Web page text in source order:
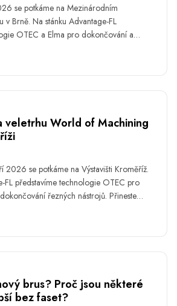
se potkáme na Mezinárodním
v Brně. Na stánku Advantage-FL
OTEC a Elma pro dokončování a
veletrhu World of Machining
2026 se potkáme na Výstavišti Kroměříž.
FL představíme technologie OTEC pro
řezných nástrojů. Přineste
brus? Proč jsou některé
bez faset?